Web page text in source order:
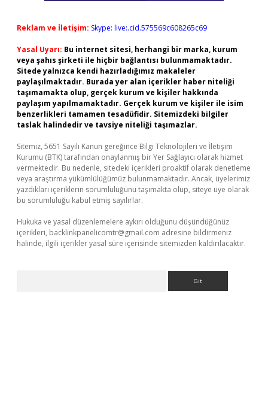
Reklam ve İletişim: Skype: live:.cid.575569c608265c69
Yasal Uyarı: Bu internet sitesi, herhangi bir marka, kurum
veya şahıs şirketi ile hiçbir bağlantısı bulunmamaktadır.
Sitede yalnızca kendi hazırladığımız makaleler
paylaşılmaktadır. Burada yer alan içerikler haber niteliği
taşımamakta olup, gerçek kurum ve kişiler hakkında
paylaşım yapılmamaktadır. Gerçek kurum ve kişiler ile isim
benzerlikleri tamamen tesadüfidir. Sitemizdeki bilgiler
taslak halindedir ve tavsiye niteliği taşımazlar.
Sitemiz, 5651 Sayılı Kanun gereğince Bilgi Teknolojileri ve İletişim
Kurumu (BTK) tarafından onaylanmış bir Yer Sağlayıcı olarak hizmet
vermektedir. Bu nedenle, sitedeki içerikleri proaktif olarak denetleme
veya araştırma yükümlülüğümüz bulunmamaktadır. Ancak, üyelerimiz
yazdıkları içeriklerin sorumluluğunu taşımakta olup, siteye üye olarak
bu sorumluluğu kabul etmiş sayılırlar.
Hukuka ve yasal düzenlemelere aykırı olduğunu düşündüğünüz
içerikleri, backlinkpanelicomtr@gmail.com adresine bildirmeniz
halinde, ilgili içerikler yasal süre içerisinde sitemizden kaldırılacaktır.